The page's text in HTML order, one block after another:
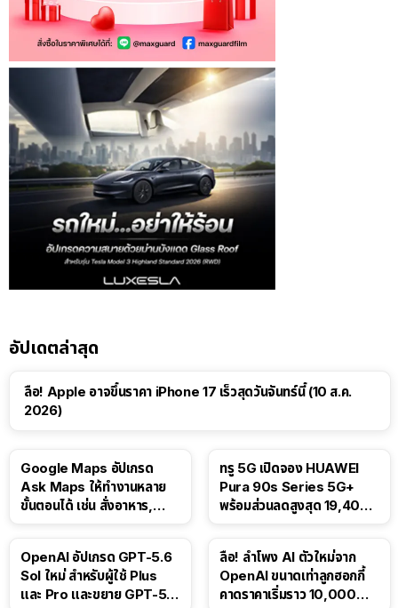
อัปเดตล่าสุด
ลือ! Apple อาจขึ้นราคา iPhone 17 เร็วสุดวันจันทร์นี้ (10 ส.ค.
2026)
Google Maps อัปเกรด
Ask Maps ให้ทำงานหลาย
ขั้นตอนได้ เช่น สั่งอาหาร,
ทรู 5G เปิดจอง HUAWEI
Pura 90s Series 5G+
พร้อมส่วนลดสูงสุด 19,400
OpenAI อัปเกรด GPT-5.6
Sol ใหม่ สำหรับผู้ใช้ Plus
และ Pro และขยาย GPT-5.6
ลือ! ลำโพง AI ตัวใหม่จาก
OpenAI ขนาดเท่าลูกฮอกกี้
คาดราคาเริ่มราว 10,000